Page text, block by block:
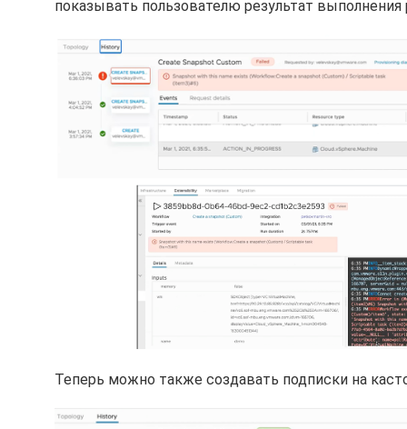
показывать пользователю результат выполнения
Теперь можно также создавать подписки на